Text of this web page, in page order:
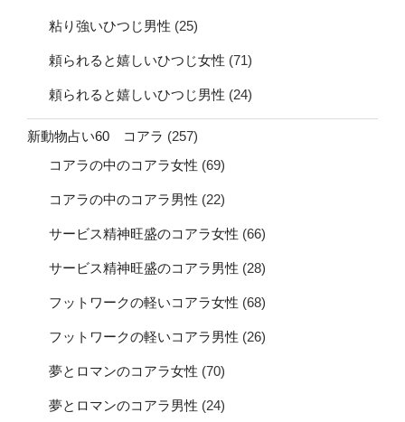
粘り強いひつじ男性 (25)
頼られると嬉しいひつじ女性 (71)
頼られると嬉しいひつじ男性 (24)
新動物占い60 コアラ (257)
コアラの中のコアラ女性 (69)
コアラの中のコアラ男性 (22)
サービス精神旺盛のコアラ女性 (66)
サービス精神旺盛のコアラ男性 (28)
フットワークの軽いコアラ女性 (68)
フットワークの軽いコアラ男性 (26)
夢とロマンのコアラ女性 (70)
夢とロマンのコアラ男性 (24)